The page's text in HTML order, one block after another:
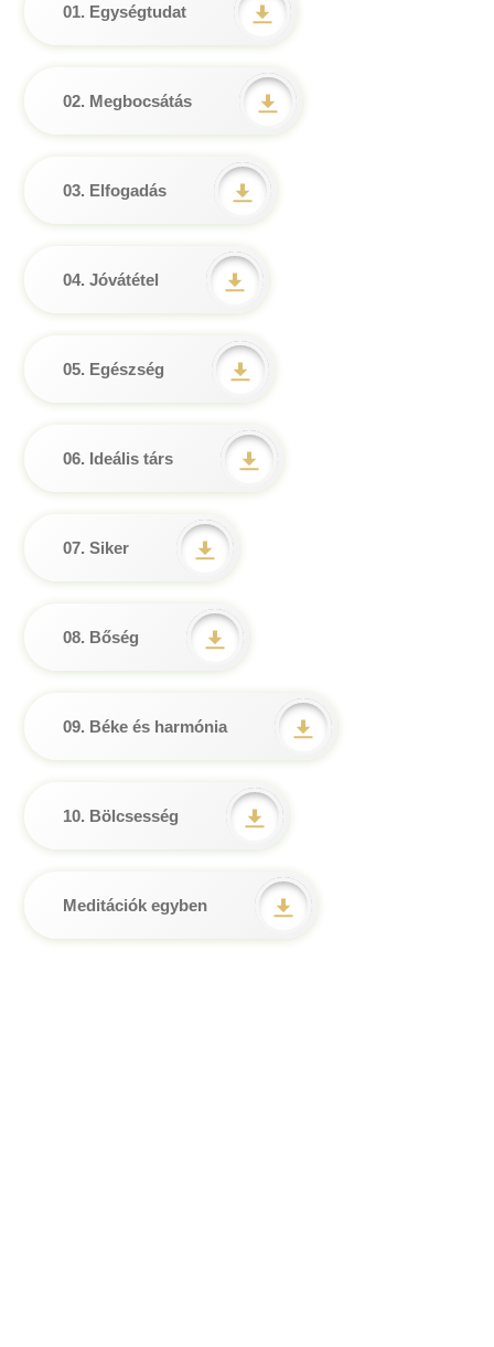
01. Egységtudat
02. Megbocsátás
03. Elfogadás
04. Jóvátétel
05. Egészség
06. Ideális társ
07. Siker
08. Bőség
09. Béke és harmónia
10. Bölcsesség
Meditációk egyben